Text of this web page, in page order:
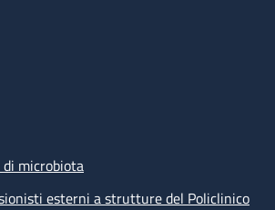
microbiota
esterni a strutture del Policlinico